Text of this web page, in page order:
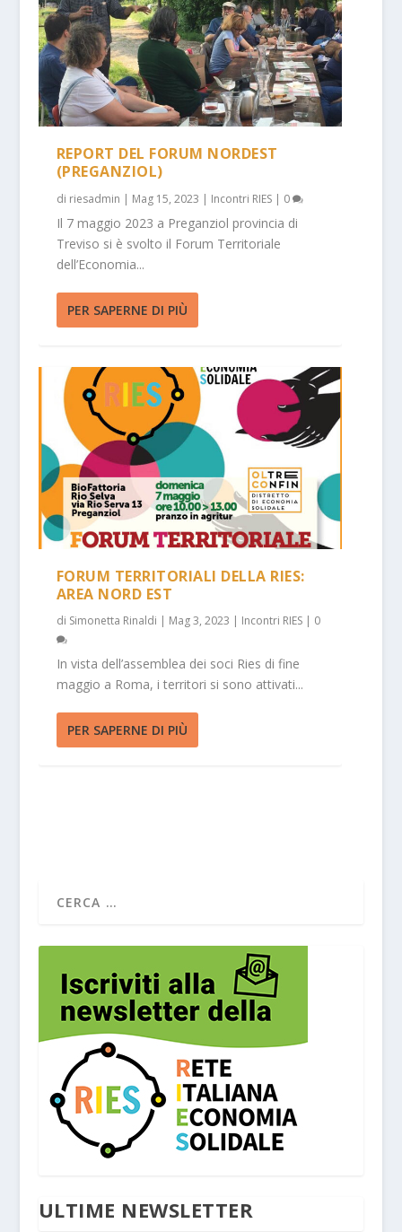
REPORT DEL FORUM NORDEST
(PREGANZIOL)
di riesadmin | Mag 15, 2023 | Incontri RIES| 0
Il 7 maggio 2023 a Preganziol provincia di
Treviso si è svolto il Forum Territoriale
dell’Economia...
PER SAPERNE DI PIÙ
FORUM TERRITORIALI DELLA RIES:
AREA NORD EST
di Simonetta Rinaldi | Mag 3, 2023 | Incontri RIES| 0
In vista dell’assemblea dei soci Ries di fine
maggio a Roma, i territori si sono attivati...
PER SAPERNE DI PIÙ
ULTIME NEWSLETTER